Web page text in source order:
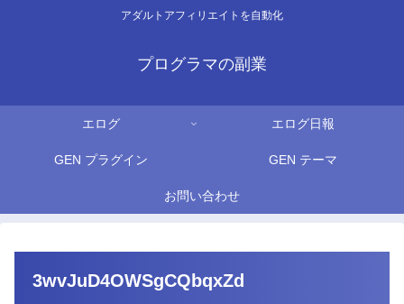
アダルトアフィリエイトを自動化
プログラマの副業
エログ エログ日報
GEN プラグイン GEN テーマ
お問い合わせ
3wvJuD4OWSgCQbqxZd